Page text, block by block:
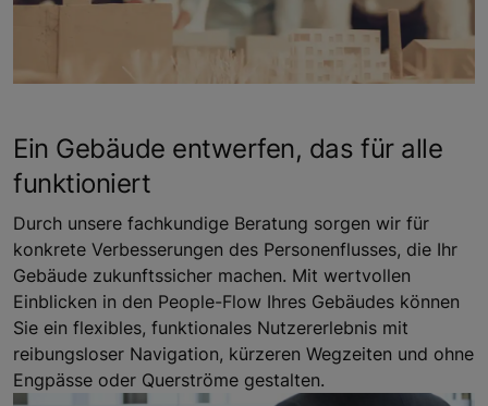
Ein Gebäude entwerfen, das für alle
funktioniert
Durch unsere fachkundige Beratung sorgen wir für
konkrete Verbesserungen des Personenflusses, die Ihr
Gebäude zukunftssicher machen. Mit wertvollen
Einblicken in den People-Flow Ihres Gebäudes können
Sie ein flexibles, funktionales Nutzererlebnis mit
reibungsloser Navigation, kürzeren Wegzeiten und ohne
Engpässe oder Querströme gestalten.